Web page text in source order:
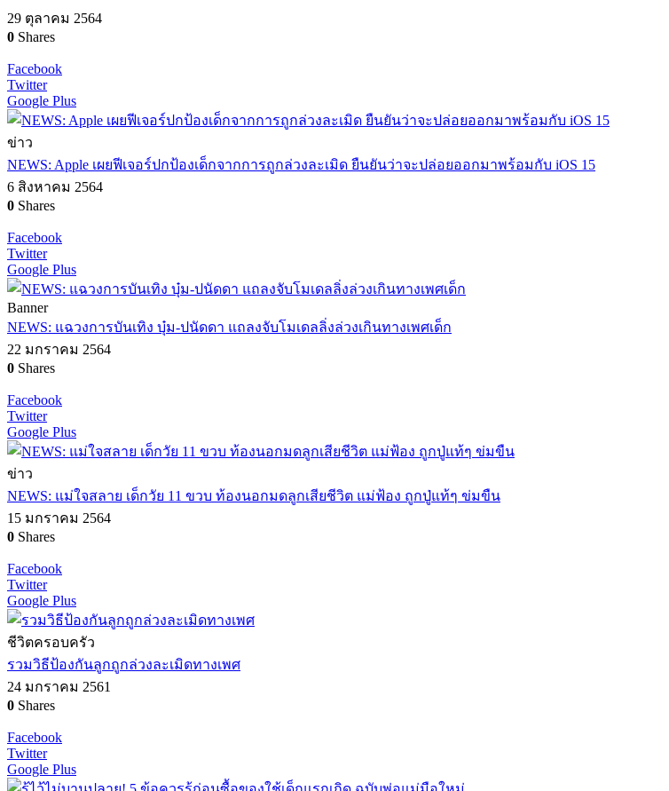
29 ตุลาคม 2564
0 Shares
Facebook
Twitter
Google Plus
ข่าว
NEWS: Apple เผยฟีเจอร์ปกป้องเด็กจากการถูกล่วงละเมิด ยืนยันว่าจะปล่อยออกมาพร้อมกับ iOS 15
6 สิงหาคม 2564
0 Shares
Facebook
Twitter
Google Plus
Banner
NEWS: แฉวงการบันเทิง บุ๋ม-ปนัดดา แถลงจับโมเดลลิ่งล่วงเกินทางเพศเด็ก
22 มกราคม 2564
0 Shares
Facebook
Twitter
Google Plus
ข่าว
NEWS: แม่ใจสลาย เด็กวัย 11 ขวบ ท้องนอกมดลูกเสียชีวิต แม่ฟ้อง ถูกปู่แท้ๆ ข่มขืน
15 มกราคม 2564
0 Shares
Facebook
Twitter
Google Plus
ชีวิตครอบครัว
รวมวิธีป้องกันลูกถูกล่วงละเมิดทางเพศ
24 มกราคม 2561
0 Shares
Facebook
Twitter
Google Plus